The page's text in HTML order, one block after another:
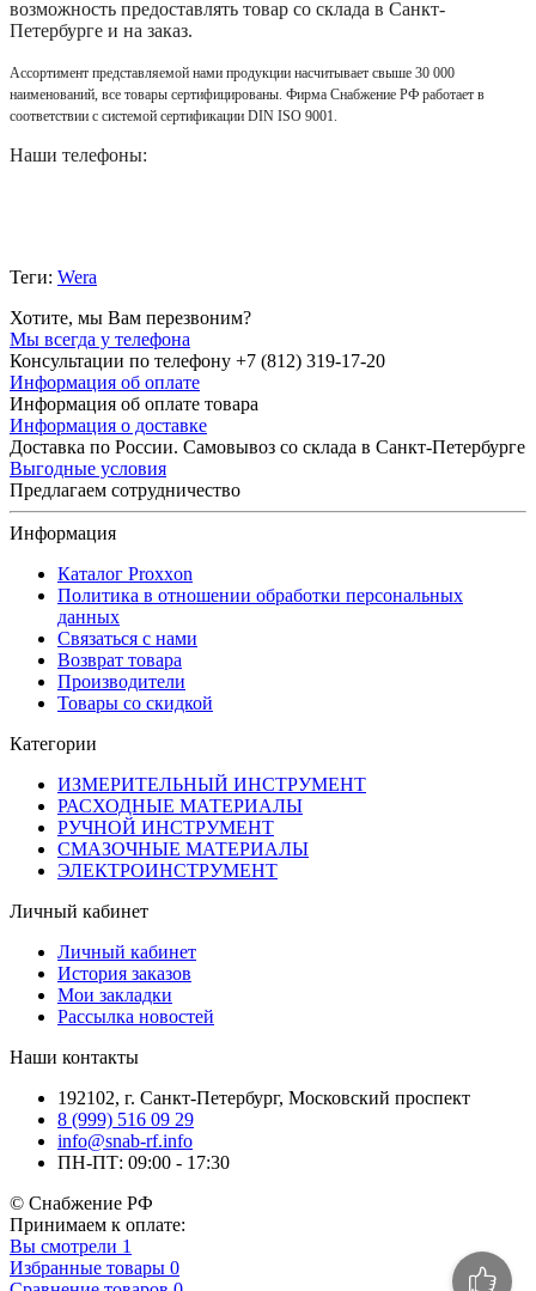
возможность предоставлять товар со склада в Санкт-
Петербурге и на заказ.
Ассортимент представляемой нами продукции насчитывает свыше 30 000
наименований, все товары сертифицированы. Фирма Снабжение РФ работает в
соответствии с системой сертификации DIN ISO 9001.
Наши телефоны:
Теги: Wera
Хотите, мы Вам перезвоним?
Мы всегда у телефона
Консультации по телефону +7 (812) 319-17-20
Информация об оплате
Информация об оплате товара
Информация о доставке
Доставка по России. Самовывоз со склада в Санкт-Петербурге
Выгодные условия
Предлагаем сотрудничество
Информация
Каталог Proxxon
Политика в отношении обработки персональных
данных
Связаться с нами
Возврат товара
Производители
Товары со скидкой
Категории
ИЗМЕРИТЕЛЬНЫЙ ИНСТРУМЕНТ
РАСХОДНЫЕ МАТЕРИАЛЫ
РУЧНОЙ ИНСТРУМЕНТ
СМАЗОЧНЫЕ МАТЕРИАЛЫ
ЭЛЕКТРОИНСТРУМЕНТ
Личный кабинет
Личный кабинет
История заказов
Мои закладки
Рассылка новостей
Наши контакты
192102, г. Санкт-Петербург, Московский проспект
8 (999) 516 09 29
info@snab-rf.info
ПН-ПТ: 09:00 - 17:30
© Снабжение РФ
Принимаем к оплате:
Вы смотрели 1
Избранные товары 0